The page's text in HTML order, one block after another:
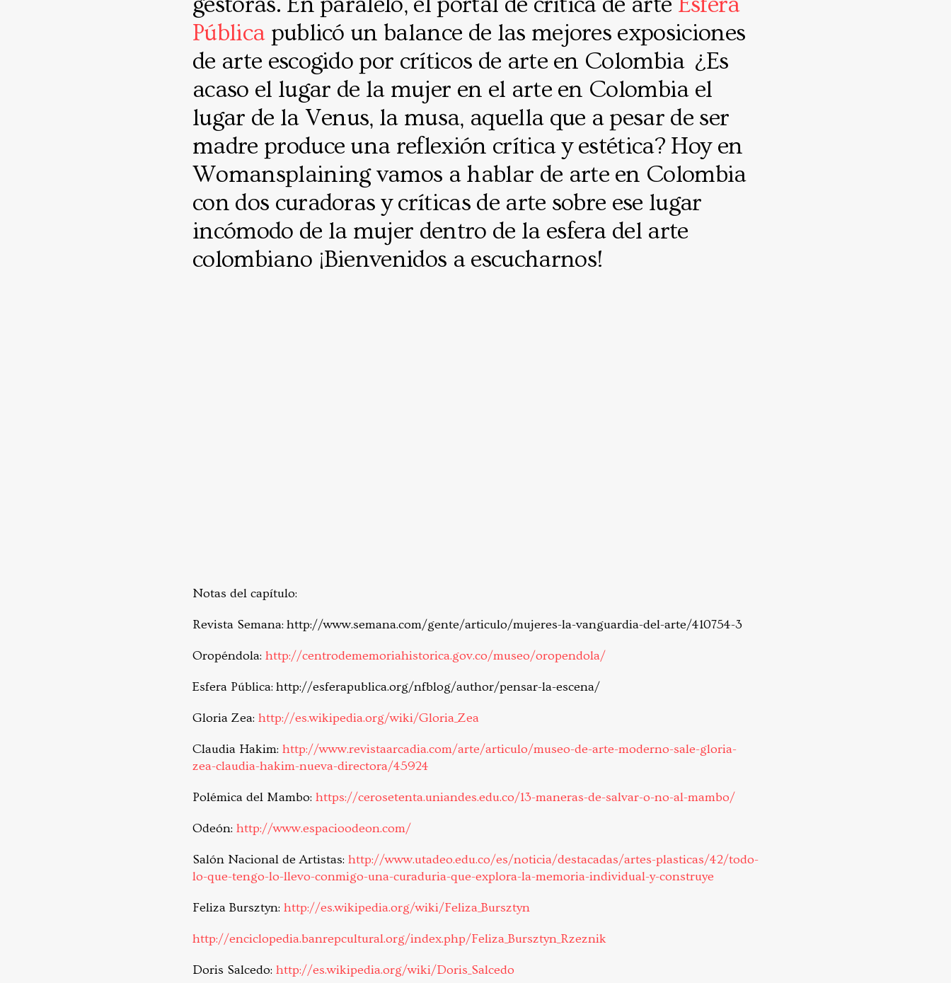
Públicapublicó un balance de las mejores exposiciones
de arte escogido por críticos de arte en Colombia ¿Es
acaso el lugar de la mujer en el arte en Colombia el
lugar de la Venus, la musa, aquella que a pesar de ser
madre produce una reflexión crítica y estética? Hoy en
Womansplaining vamos a hablar de arte en Colombia
con dos curadoras y críticas de arte sobre ese lugar
incómodo de la mujer dentro de la esfera del arte
colombiano ¡Bienvenidos a escucharnos!
Notas del capítulo:
Revista Semana: http://www.semana.com/gente/articulo/mujeres-la-vanguardia-del-arte/410754-3
Oropéndola: http://centrodememoriahistorica.gov.co/museo/oropendola/
Esfera Pública: http://esferapublica.org/nfblog/author/pensar-la-escena/
Gloria Zea: http://es.wikipedia.org/wiki/Gloria_Zea
Claudia Hakim: http://www.revistaarcadia.com/arte/articulo/museo-de-arte-moderno-sale-gloria-
zea-claudia-hakim-nueva-directora/45924
Polémica del Mambo: https://cerosetenta.uniandes.edu.co/13-maneras-de-salvar-o-no-al-mambo/
Odeón: http://www.espacioodeon.com/
Salón Nacional de Artistas: http://www.utadeo.edu.co/es/noticia/destacadas/artes-plasticas/42/todo-
lo-que-tengo-lo-llevo-conmigo-una-curaduria-que-explora-la-memoria-individual-y-construye
Feliza Bursztyn: http://es.wikipedia.org/wiki/Feliza_Bursztyn
http://enciclopedia.banrepcultural.org/index.php/Feliza_Bursztyn_Rzeznik
Doris Salcedo: http://es.wikipedia.org/wiki/Doris_Salcedo